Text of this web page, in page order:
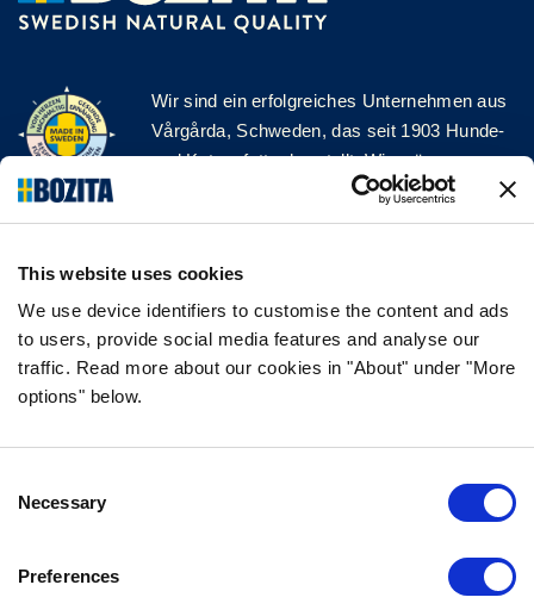
This website uses cookies
We use device identifiers to customise the content and ads
to users, provide social media features and analyse our
traffic. Read more about our cookies in "About" under "More
options" below.
Selection
Necessary
Preferences
Wir sind ein erfolgreiches Unternehmen aus
Vårgårda, Schweden, das seit 1903 Hunde-
und Katzenfutter herstellt. Wir mögen es
natürlich und einfach. Wir stellen unser
Hunde- und Katzenfutter aus hochwertigen
FOLGE UNS AUF SOCIAL MEDIA
FAQ